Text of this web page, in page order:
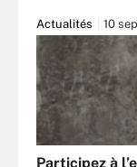
Actualités 10
Participez à